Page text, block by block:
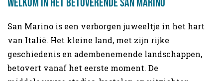
Welkom in het betoverende San Marino
San Marino is een verborgen juweeltje in het hart
van Italië. Het kleine land, met zijn rijke
geschiedenis en adembenemende landschappen,
betovert vanaf het eerste moment. De